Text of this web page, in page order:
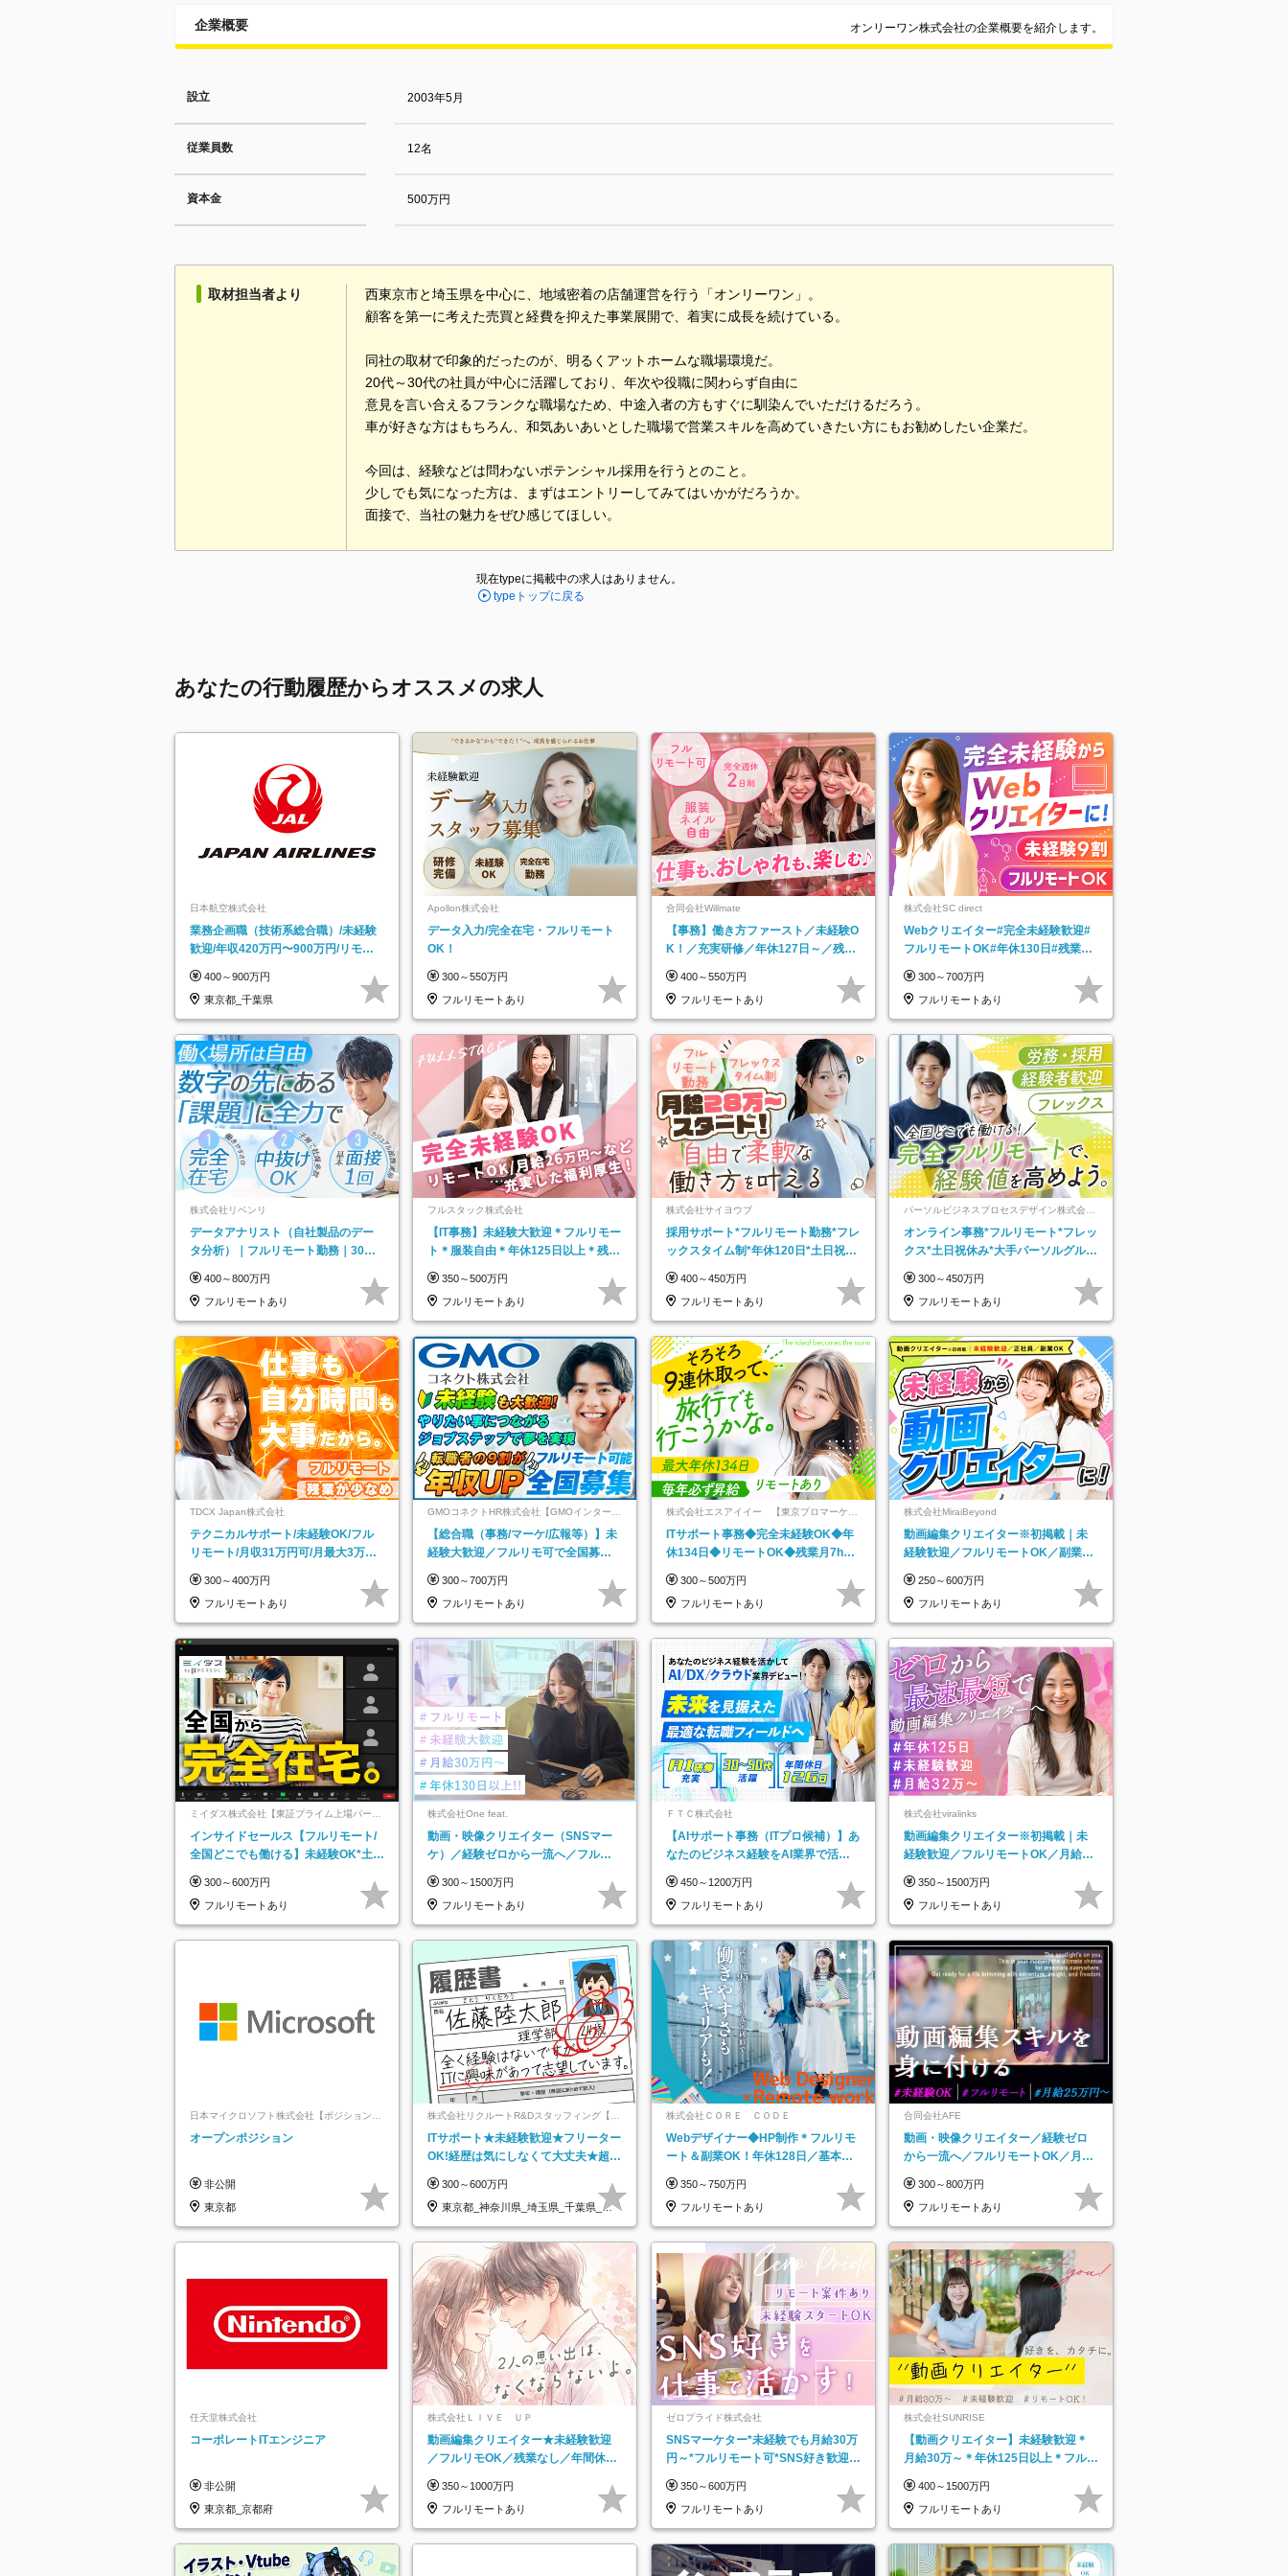
企業概要 オンリーワン株式会社の企業概要を紹介します。
設立 2003年5月
従業員数 12名
資本金 500万円
取材担当者より
西東京市と埼玉県を中心に、地域密着の店舗運営を行う「オンリーワン」。
顧客を第一に考えた売買と経費を抑えた事業展開で、着実に成長を続けている。
同社の取材で印象的だったのが、明るくアットホームな職場環境だ。
20代～30代の社員が中心に活躍しており、年次や役職に関わらず自由に
意見を言い合えるフランクな職場なため、中途入者の方もすぐに馴染んでいただけるだろう。
車が好きな方はもちろん、和気あいあいとした職場で営業スキルを高めていきたい方にもお勧めしたい企業だ。
今回は、経験などは問わないポテンシャル採用を行うとのこと。
少しでも気になった方は、まずはエントリーしてみてはいかがだろうか。
面接で、当社の魅力をぜひ感じてほしい。
現在typeに掲載中の求人はありません。
typeトップに戻る
あなたの行動履歴からオススメの求人
日本航空株式会社
業務企画職（技術系総合職）/未経験
歓迎/年収420万円〜900万円/リモー
400～900万円
東京都_千葉県
Apollon株式会社
データ入力/完全在宅・フルリモート
OK！
300～550万円
フルリモートあり
合同会社Willmate
【事務】働き方ファースト／未経験O
K！／充実研修／年休127日～／残業
400～550万円
フルリモートあり
株式会社SC direct
Webクリエイター#完全未経験歓迎#
フルリモートOK#年休130日#残業月
300～700万円
フルリモートあり
株式会社リベンリ
データアナリスト（自社製品のデー
タ分析）｜フルリモート勤務｜30代
員多数活躍
400～800万円
フルリモートあり
フルスタック株式会社
【IT事務】未経験大歓迎＊フルリモー
ト＊服装自由＊年休125日以上＊残業
350～500万円
フルリモートあり
株式会社サイヨウブ
採用サポート*フルリモート勤務*フレ
ックスタイム制*年休120日*土日祝休
400～450万円
フルリモートあり
パーソルビジネスプロセスデザイン株式会
社 事業開発本部
オンライン事務*フルリモート*フレッ
クス*土日祝休み*大手パーソルグルー
300～450万円
フルリモートあり
TDCX Japan株式会社
テクニカルサポート/未経験OK/フル
リモート/月収31万円可/月最大3万の
300～400万円
フルリモートあり
GMOコネクトHR株式会社【GMOインターネ
ットグループ】
【総合職（事務/マーケ/広報等）】未
経験大歓迎／フルリモ可で全国募
★
300～700万円
フルリモートあり
株式会社エスアイイー 【東京プロマーケッ
ITサポート事務◆完全未経験OK◆年
休134日◆リモートOK◆残業月7h以
300～500万円
フルリモートあり
株式会社MiraiBeyond
動画編集クリエイター※初掲載｜未
経験歓迎／フルリモートOK／副業O
250～600万円
フルリモートあり
ミイダス株式会社【東証プライム上場パーソ
インサイドセールス【フルリモート/
全国どこでも働ける】未経験OK*土日
300～600万円
フルリモートあり
株式会社One feat.
動画・映像クリエイター（SNSマー
ケ）／経験ゼロから一流へ／フルリ
日以上
300～1500万円
フルリモートあり
ＦＴＣ株式会社
【AIサポート事務（ITプロ候補）】あ
なたのビジネス経験をAI業界で活か
450～1200万円
フルリモートあり
株式会社viralinks
動画編集クリエイター※初掲載｜未
経験歓迎／フルリモートOK／月給32
350～1500万円
フルリモートあり
日本マイクロソフト株式会社【ポジションマ
ッチ登録】
オープンポジション
非公開
東京都
株式会社リクルートR&Dスタッフィング【リ
クルートグループ】
ITサポート★未経験歓迎★フリーター
OK!経歴は気にしなくて大丈夫★超大
300～600万円
東京都_神奈川県_埼玉県_千葉県_大
阪府…
株式会社ＣＯＲＥ ＣＯＤＥ
Webデザイナー◆HP制作＊フルリモ
ート＆副業OK！年休128日／基本定
350～750万円
フルリモートあり
合同会社AFE
動画・映像クリエイター／経験ゼロ
から一流へ／フルリモートOK／月給
300～800万円
フルリモートあり
任天堂株式会社
コーポレートITエンジニア
非公開
東京都_京都府
株式会社ＬＩＶＥ ＵＰ
動画編集クリエイター★未経験歓迎
／フルリモOK／残業なし／年間休日
実で安心
350～1000万円
フルリモートあり
ゼロプライド株式会社
SNSマーケター*未経験でも月給30万
円～*フルリモート可*SNS好き歓迎*
350～600万円
フルリモートあり
株式会社SUNRISE
【動画クリエイター】未経験歓迎＊
月給30万～＊年休125日以上＊フルリ
決定◆
400～1500万円
フルリモートあり